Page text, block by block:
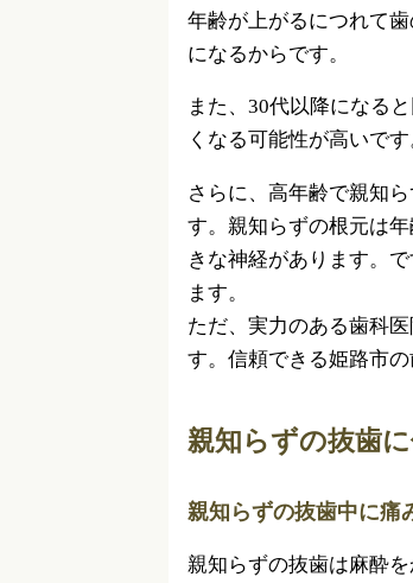
年齢が上がるにつれて
になるからです。
また、30代以降になる
くなる可能性が高いです
さらに、高年齢で親知
す。親知らずの根元は
きな神経があります。
ます。
ただ、実力のある歯科
す。信頼できる姫路市
親知らずの抜歯
親知らずの抜歯中に痛
親知らずの抜歯は麻酔